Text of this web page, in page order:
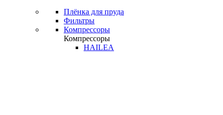
Плёнка для пруда
Фильтры
Компрессоры
Компрессоры
HAILEA